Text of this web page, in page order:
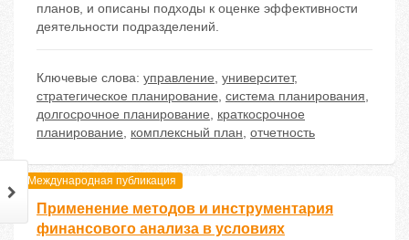
планов, и описаны подходы к оценке эффективности
деятельности подразделений.
Ключевые слова: управление, университет,
стратегическое планирование, система планирования,
долгосрочное планирование, краткосрочное
планирование, комплексный план, отчетность
Международная публикация
Применение методов и инструментария
финансового анализа в условиях